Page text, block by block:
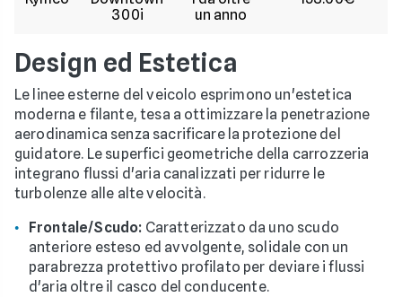
300i
un anno
Design ed Estetica
Le linee esterne del veicolo esprimono un'estetica
moderna e filante, tesa a ottimizzare la penetrazione
aerodinamica senza sacrificare la protezione del
guidatore. Le superfici geometriche della carrozzeria
integrano flussi d'aria canalizzati per ridurre le
turbolenze alle alte velocità.
Frontale/Scudo: Caratterizzato da uno scudo
anteriore esteso ed avvolgente, solidale con un
parabrezza protettivo profilato per deviare i flussi
d'aria oltre il casco del conducente.